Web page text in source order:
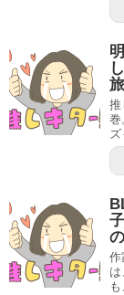
推
巻
作